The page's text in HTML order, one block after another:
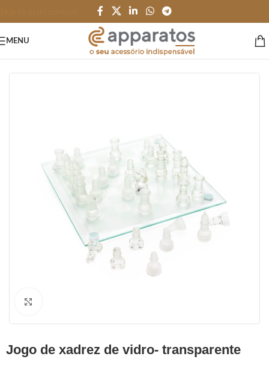
MENU
jogo de xadrez de vidro- transparente